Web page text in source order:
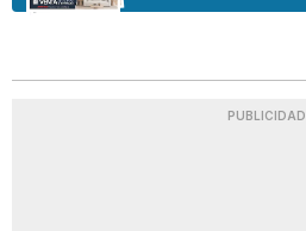
PUBLICIDAD